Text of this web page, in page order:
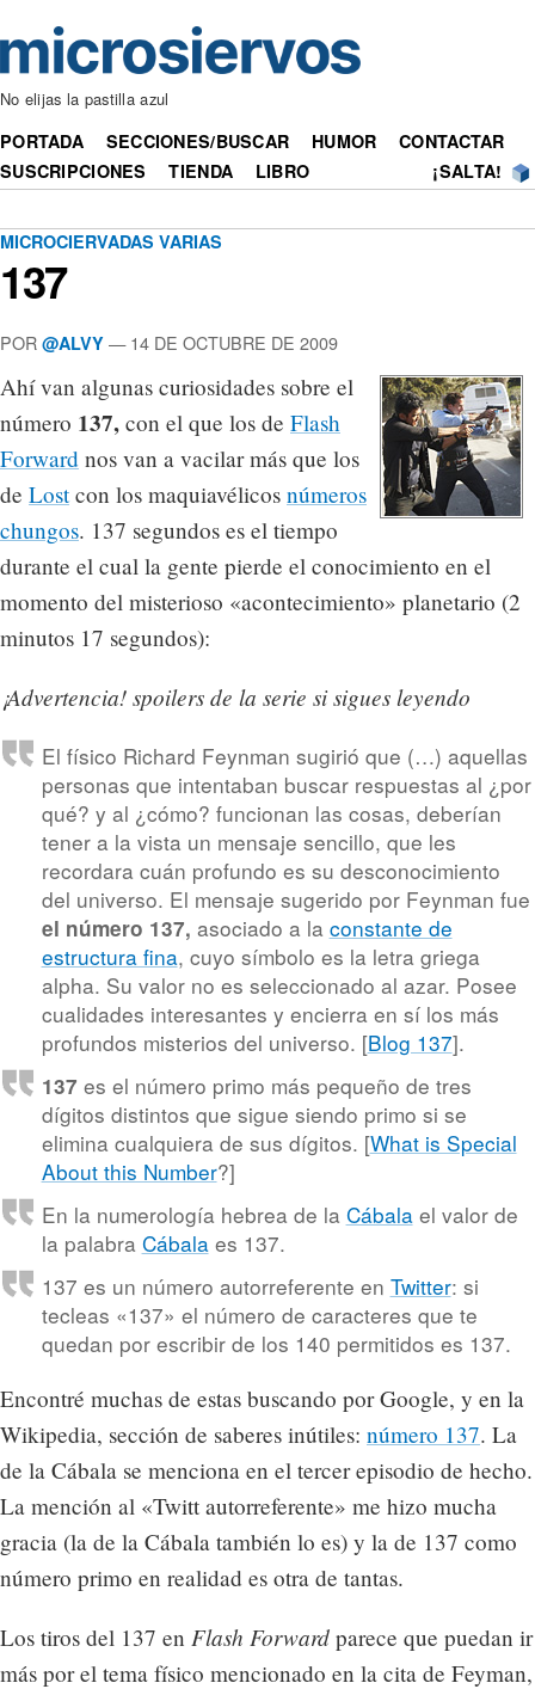
No elijas la pastilla azul
PORTADA SECCIONES/BUSCAR HUMOR
CONTACTAR
SUSCRIPCIONES
TIENDA LIBRO ¡SALTA!
MICROCIERVADAS VARIAS
137
POR @ALVY — 14 DE OCTUBRE DE 2009
Ahí van algunas curiosidades sobre el
número 137, con el que los de Flash
Forward nos van a vacilar más que los
de Lostcon los maquiavélicos números
chungos. 137 segundos es el tiempo
durante el cual la gente pierde el conocimiento en el
momento del misterioso «acontecimiento» planetario (2
minutos 17 segundos):
¡Advertencia! spoilers de la serie si sigues leyendo
El físico Richard Feynman sugirió que (…) aquellas
personas que intentaban buscar respuestas al ¿por
qué? y al ¿cómo? funcionan las cosas, deberían
tener a la vista un mensaje sencillo, que les
recordara cuán profundo es su desconocimiento
del universo. El mensaje sugerido por Feynman fue
el número 137, asociado a la constante de
estructura fina, cuyo símbolo es la letra griega
alpha. Su valor no es seleccionado al azar. Posee
cualidades interesantes y encierra en sí los más
profundos misterios del universo. [Blog 137].
137 es el número primo más pequeño de tres
dígitos distintos que sigue siendo primo si se
elimina cualquiera de sus dígitos. [What is Special
About this Number?]
En la numerología hebrea de la Cábalael valor de
la palabra Cábalaes 137.
137 es un número autorreferente en Twitter: si
tecleas «137» el número de caracteres que te
quedan por escribir de los 140 permitidos es 137.
Encontré muchas de estas buscando por Google, y en la
Wikipedia, sección de saberes inútiles: número 137. La
de la Cábala se menciona en el tercer episodio de hecho.
La mención al «Twitt autorreferente» me hizo mucha
gracia (la de la Cábala también lo es) y la de 137 como
número primo en realidad es otra de tantas.
Los tiros del 137 en Flash Forward parece que puedan ir
más por el tema físico mencionado en la cita de Feyman,